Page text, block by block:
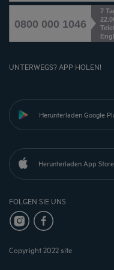
0800 000 1046
7
UNTERWEGS? APP HOLEN!
Herunterladen Google
Herunterladen App Store
FOLGEN SIE UNS
Copyright 2022 site